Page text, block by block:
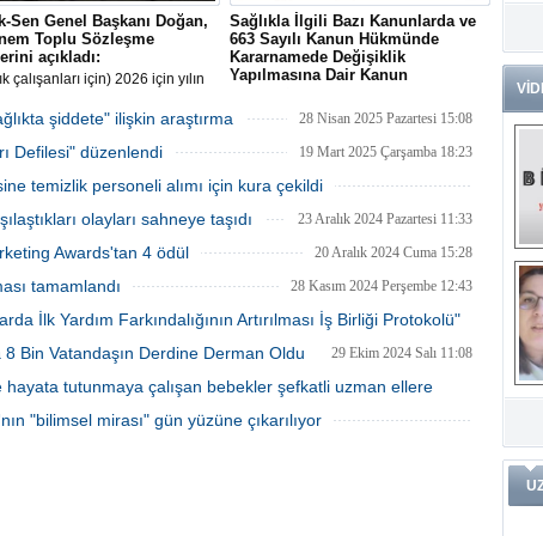
Sen Genel Başkanı Doğan,
Toplu Sözleşme
açıkladı:
çalışanları için) 2026 için yılın
zam, bunun yanı sıra yüzde
payı ve yüzde 25 oransal zam
Sağlıkla İlgili Bazı Kanunlarda ve
663 Sayılı Kanun Hükmünde
Kararnamede Değişiklik
Yapılmasına Dair Kanun
Sayılı Kanun Hükmünde Kararnamede
Temmuz 2025 Tarihli ve 32965 Sayılı
şiddete" ilişkin araştırma 28 Nisan 2025 Pazartesi 15:08
Defilesi" düzenlendi 19 Mart 2025 Çarşamba 18:23
temizlik personeli alımı için kura çekildi
19 Mart 2025 Çarşamba 16:13
olayları sahneye taşıdı 23 Aralık 2024 Pazartesi 11:33
Awards'tan 4 ödül 20 Aralık 2024 Cuma 15:28
tamamlandı 28 Kasım 2024 Perşembe 12:43
İlk Yardım Farkındalığının Artırılması İş Birliği Protokolü"
8 Bin Vatandaşın Derdine Derman Oldu 29 Ekim 2024 Salı 11:08
tutunmaya çalışan bebekler şefkatli uzman ellere
"bilimsel mirası" gün yüzüne çıkarılıyor